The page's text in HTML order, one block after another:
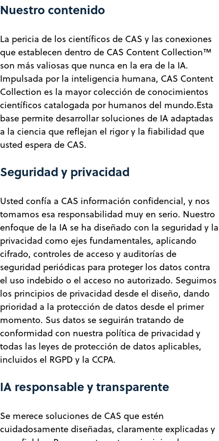
Nuestro contenido
La pericia de los científicos de CAS y las conexiones
que establecen dentro de CAS Content Collection™
son más valiosas que nunca en la era de la IA.
Impulsada por la inteligencia humana, CAS Content
Collection es la mayor colección de conocimientos
científicos catalogada por humanos del mundo.Esta
base permite desarrollar soluciones de IA adaptadas
a la ciencia que reflejan el rigor y la fiabilidad que
usted espera de CAS.
Seguridad y privacidad
Usted confía a CAS información confidencial, y nos
tomamos esa responsabilidad muy en serio. Nuestro
enfoque de la IA se ha diseñado con la seguridad y la
privacidad como ejes fundamentales, aplicando
cifrado, controles de acceso y auditorías de
seguridad periódicas para proteger los datos contra
el uso indebido o el acceso no autorizado. Seguimos
los principios de privacidad desde el diseño, dando
prioridad a la protección de datos desde el primer
momento. Sus datos se seguirán tratando de
conformidad con nuestra política de privacidad y
todas las leyes de protección de datos aplicables,
incluidos el RGPD y la CCPA.
IA responsable y transparente
Se merece soluciones de CAS que estén
cuidadosamente diseñadas, claramente explicadas y